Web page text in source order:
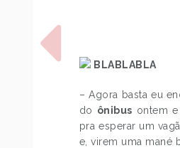
BLABLABLA
– Agora basta eu
do ônibus ontem
pra esperar um
e, virem uma mané
POST ANTERIOR
FACULDADE HOJE EU FUI